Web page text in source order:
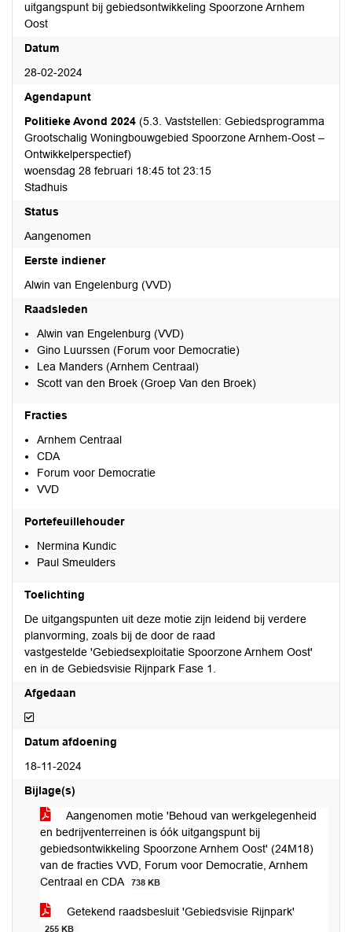
uitgangspunt bij gebiedsontwikkeling Spoorzone Arnhem
Oost
Datum
28-02-2024
Agendapunt
Politieke Avond 2024 (5.3. Vaststellen: Gebiedsprogramma
Grootschalig Woningbouwgebied Spoorzone Arnhem-Oost –
Ontwikkelperspectief)
woensdag 28 februari 18:45 tot 23:15
Stadhuis
Status
Aangenomen
Eerste indiener
Alwin van Engelenburg (VVD)
Raadsleden
Alwin van Engelenburg (VVD)
Gino Luurssen (Forum voor Democratie)
Lea Manders (Arnhem Centraal)
Scott van den Broek (Groep Van den Broek)
Fracties
Arnhem Centraal
CDA
Forum voor Democratie
VVD
Portefeuillehouder
Nermina Kundic
Paul Smeulders
Toelichting
De uitgangspunten uit deze motie zijn leidend bij verdere
planvorming, zoals bij de door de raad
vastgestelde 'Gebiedsexploitatie Spoorzone Arnhem Oost'
en in de Gebiedsvisie Rijnpark Fase 1.
Afgedaan
Afgedaan
Datum afdoening
18-11-2024
Bijlage(s)
Aangenomen motie 'Behoud van werkgelegenheid
en bedrijventerreinen is óók uitgangspunt bij
gebiedsontwikkeling Spoorzone Arnhem Oost' (24M18)
van de fracties VVD, Forum voor Democratie, Arnhem
Centraal en CDA
738 KB
Getekend raadsbesluit 'Gebiedsvisie Rijnpark'
255 KB